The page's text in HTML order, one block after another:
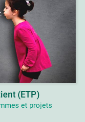
(ETP)
et projets